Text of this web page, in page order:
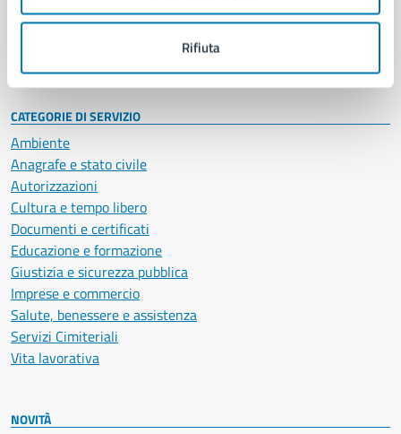
Rifiuta
Personale amministrativo
Intranet, posta aziendale e protocollo
CATEGORIE DI SERVIZIO
Ambiente
Anagrafe e stato civile
Autorizzazioni
Cultura e tempo libero
Documenti e certificati
Educazione e formazione
Giustizia e sicurezza pubblica
Imprese e commercio
Salute, benessere e assistenza
Servizi Cimiteriali
Vita lavorativa
NOVITÀ